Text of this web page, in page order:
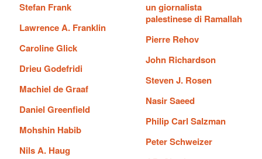
Stefan Frank
Lawrence A. Franklin
Caroline Glick
Drieu Godefridi
Machiel de Graaf
Daniel Greenfield
Mohshin Habib
Nils A. Haug
un giornalista
palestinese di Ramallah
Pierre Rehov
John Richardson
Steven J. Rosen
Nasir Saeed
Philip Carl Salzman
Peter Schweizer